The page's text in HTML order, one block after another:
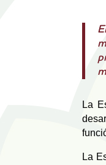
La
La